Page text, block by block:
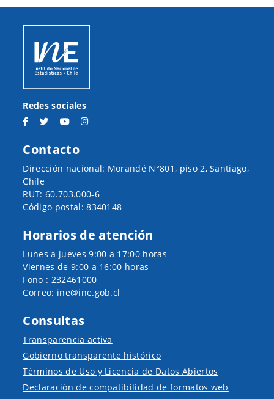
Redes sociales
Contacto
Dirección nacional: Morandé N°801, piso 2, Santiago,
Chile
RUT: 60.703.000-6
Código postal: 8340148
Horarios de atención
Lunes a jueves 9:00 a 17:00 horas
Viernes de 9:00 a 16:00 horas
Fono : 232461000
Correo: ine@ine.gob.cl
Consultas
Transparencia activa
Gobierno transparente histórico
Términos de Uso y Licencia de Datos Abiertos
Declaración de compatibilidad de formatos web